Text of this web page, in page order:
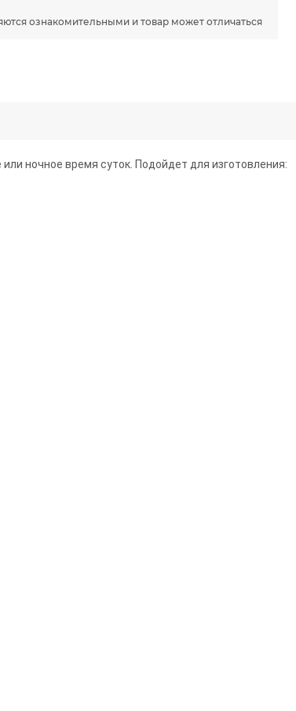
ознакомительными и товар может отличаться
ночное время суток. Подойдет для изготовления: